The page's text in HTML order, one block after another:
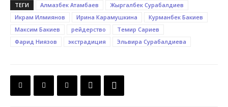
ТЕГИ Алмазбек Атамбаев
Жыргалбек Сурабалдиев
Икрам Илмиянов
Ирина Карамушкина
Курманбек Бакиев
Максим Бакиев
рейдерство
Темир Сариев
Фарид Ниязов
экстрадиция Эльвира Сурабалдиева